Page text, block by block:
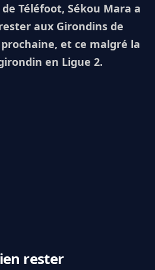
Téléfoot, Sékou Mara a
aux Girondins de
et ce malgré la
en Ligue 2.
rester